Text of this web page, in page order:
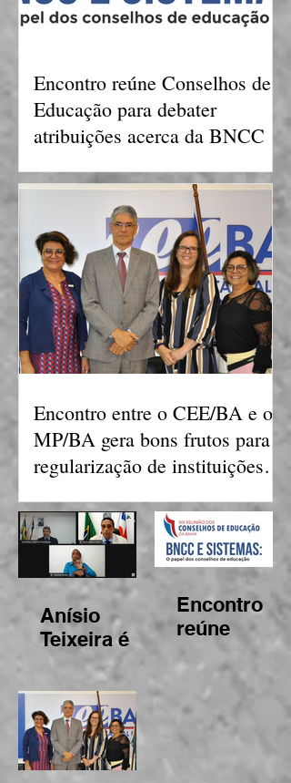
Encontro reúne Conselhos de
Educação para debater
atribuições acerca da BNCC
Encontro entre o CEE/BA e o
MP/BA gera bons frutos para
regularização de instituições
Anísio
Teixeira é
aprovado
patrono do
Conselho
Estadual de
Educação
Encontro
reúne
Conselhos
de
Educação
para debater
acerca da